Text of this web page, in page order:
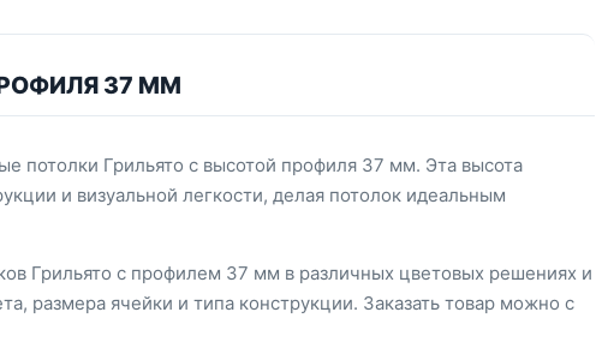
37 ММ
потолки Грильято с высотой профиля 37 мм. Эта высота
и визуальной легкости, делая потолок идеальным
Грильято с профилем 37 мм в различных цветовых решениях и
размера ячейки и типа конструкции. Заказать товар можно с